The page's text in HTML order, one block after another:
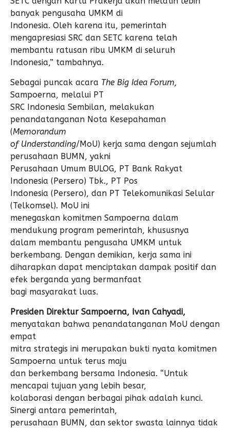
banyak pengusaha UMKM di
Indonesia. Oleh karena itu, pemerintah
mengapresiasi SRC dan SETC karena telah
membantu ratusan ribu UMKM di seluruh
Indonesia,” tambahnya.
Sebagai puncak acara The Big Idea Forum,
Sampoerna, melalui PT
SRC Indonesia Sembilan, melakukan
penandatanganan Nota Kesepahaman
(Memorandum
of Understanding/MoU) kerja sama dengan sejumlah
perusahaan BUMN, yakni
Perusahaan Umum BULOG, PT Bank Rakyat
Indonesia (Persero) Tbk., PT Pos
Indonesia (Persero), dan PT Telekomunikasi Selular
(Telkomsel). MoU ini
menegaskan komitmen Sampoerna dalam
mendukung program pemerintah, khususnya
dalam membantu pengusaha UMKM untuk
berkembang. Dengan demikian, kerja sama ini
diharapkan dapat menciptakan dampak positif dan
efek berganda yang bermanfaat
bagi masyarakat luas.
Presiden Direktur Sampoerna, Ivan Cahyadi,
menyatakan bahwa penandatanganan MoU dengan
empat
mitra strategis ini merupakan bukti nyata komitmen
Sampoerna untuk terus maju
dan berkembang bersama Indonesia. “Untuk
mencapai tujuan yang lebih besar,
kolaborasi dengan berbagai pihak adalah kunci.
Sinergi antara pemerintah,
perusahaan BUMN, dan sektor swasta lainnya tidak